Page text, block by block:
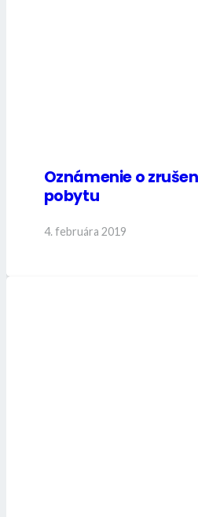
Oznámenie o
pobytu
4. februára 2019